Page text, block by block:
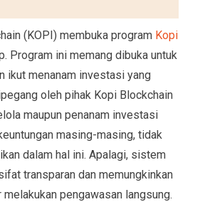
(KOPI) membuka program Kopi
Program ini memang dibuka untuk
ikut menanam investasi yang
oleh pihak Kopi Blockchain
maupun penanam investasi
masing-masing, tidak
dalam hal ini. Apalagi, sistem
transparan dan memungkinkan
pengawasan langsung.